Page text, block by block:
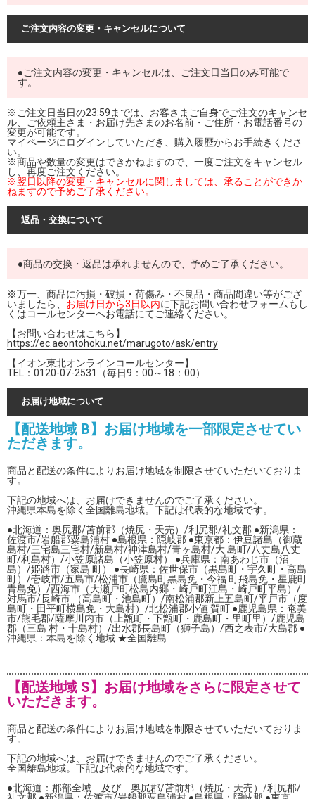
ご注文内容の変更・キャンセルについて
●ご注文内容の変更・キャンセルは、ご注文日当日のみ可能で
す。
※ご注文日当日の23:59までは、お客さまご自身でご注文のキャンセ
ル、ご依頼主さま・お届け先さまのお名前・ご住所・お電話番号の
変更が可能です。
マイページにログインしていただき、購入履歴からお手続きくださ
い。
※商品や数量の変更はできかねますので、一度ご注文をキャンセル
し、再度ご注文ください。
※翌日以降の変更・キャンセルに関しましては、承ることができか
ねますので予めご了承ください。
返品・交換について
●商品の交換・返品は承れませんので、予めご了承ください。
※万一、商品に汚損・破損・荷傷み・不良品・商品間違い等がござ
いましたら、 お届け日から3日以内に下記お問い合わせフォームもし
くはコールセンターへお電話にてご連絡ください。
【お問い合わせはこちら】
https://ec.aeontohoku.net/marugoto/ask/entry
【イオン東北オンラインコールセンター】
TEL：0120-07-2531（毎日9：00～18：00）
お届け地域について
【配送地域 B】お届け地域を一部限定させてい
ただきます。
商品と配送の条件によりお届け地域を制限させていただいておりま
す。
下記の地域へは、お届けできませんのでご了承ください。
沖縄県本島を除く全国離島地域。下記は代表的な地域です。
●北海道：奥尻郡/苫前郡（焼尻・天売）/利尻郡/礼文郡 ●新潟県：
佐渡市/岩船郡粟島浦村 ●島根県：隠岐郡 ●東京都：伊豆諸島（御蔵
島村/三宅島三宅村/新島村/神津島村/青ヶ島村/大 島町/八丈島八丈
町/利島村）/小笠原諸島（小笠原村） ●兵庫県：南あわじ市（沼
島）/姫路市（家島 町） ●長崎県：佐世保市（黒島町・宇久町・高島
町）/壱岐市/五島市/松浦市（鷹島町黒島免・今福 町飛島免・星鹿町
青島免）/西海市（大瀬戸町松島内郷・崎戸町江島・崎戸町平島）/
対馬市/長崎市 （高島町・池島町）/南松浦郡新上五島町/平戸市（度
島町・田平町横島免・大島村）/北松浦郡小値 賀町 ●鹿児島県：奄美
市/熊毛郡/薩摩川内市（上甑町・下甑町・鹿島町・里町里）/鹿児島
郡（三島 村・十島村）/出水郡長島町（獅子島）/西之表市/大島郡 ●
沖縄県：本島を除く地域 ★全国離島
【配送地域 S】お届け地域をさらに限定させて
いただきます。
商品と配送の条件によりお届け地域を制限させていただいておりま
す。
下記の地域へは、お届けできませんのでご了承ください。
全国離島地域。下記は代表的な地域です。
●北海道：郡部全域 及び 奥尻郡/苫前郡（焼尻・天売）/利尻郡/